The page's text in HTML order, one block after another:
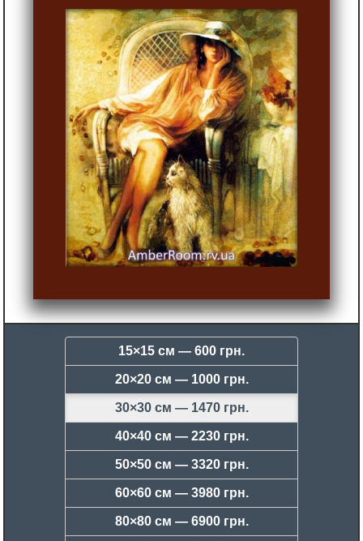
15×15 см — 600 грн.
20×20 см — 1000 грн.
30×30 см — 1470 грн.
40×40 см — 2230 грн.
50×50 см — 3320 грн.
60×60 см — 3980 грн.
80×80 см — 6900 грн.